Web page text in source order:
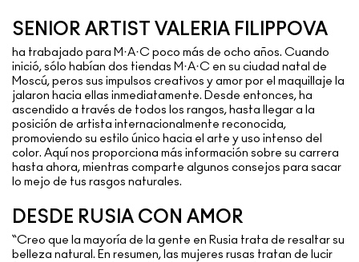
SENIOR ARTIST VALERIA FILIPPOVA
ha trabajado para M·A·C poco más de ocho años. Cuando
inició, sólo habían dos tiendas M·A·C en su ciudad natal de
Moscú, peros sus impulsos creativos y amor por el maquillaje la
jalaron hacia ellas inmediatamente. Desde entonces, ha
ascendido a través de todos los rangos, hasta llegar a la
posición de artista internacionalmente reconocida,
promoviendo su estilo único hacia el arte y uso intenso del
color. Aquí nos proporciona más información sobre su carrera
hasta ahora, mientras comparte algunos consejos para sacar
lo mejo de tus rasgos naturales.
DESDE RUSIA CON AMOR
“Creo que la mayoría de la gente en Rusia trata de resaltar su
belleza natural. En resumen, las mujeres rusas tratan de lucir